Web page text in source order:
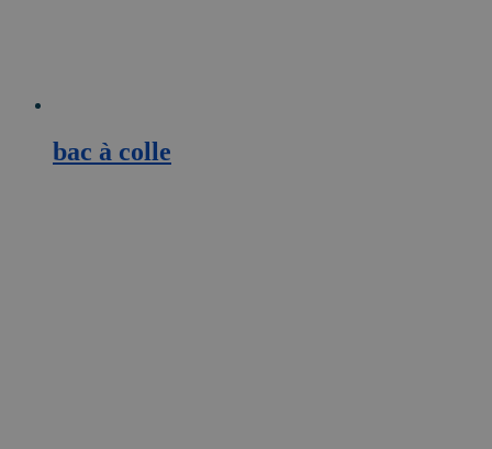
bac à colle